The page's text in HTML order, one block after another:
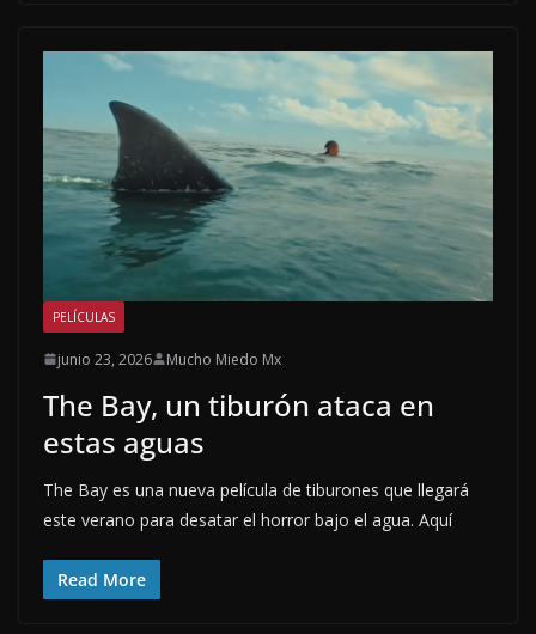
PELÍCULAS
junio 23, 2026 Mucho Miedo Mx
The Bay, un tiburón ataca en
estas aguas
The Bay es una nueva película de tiburones que llegará
este verano para desatar el horror bajo el agua. Aquí
Read More